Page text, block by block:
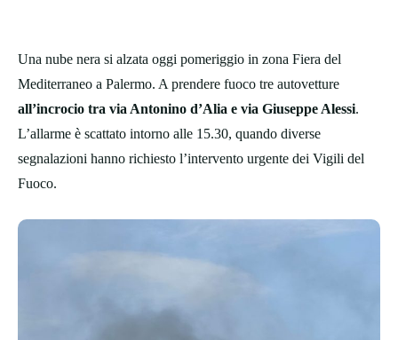
Una nube nera si alzata oggi pomeriggio in zona Fiera del
Mediterraneo a Palermo. A prendere fuoco tre autovetture
all’incrocio tra via Antonino d’Alia e via Giuseppe Alessi.
L’allarme è scattato intorno alle 15.30, quando diverse
segnalazioni hanno richiesto l’intervento urgente dei Vigili del
Fuoco.